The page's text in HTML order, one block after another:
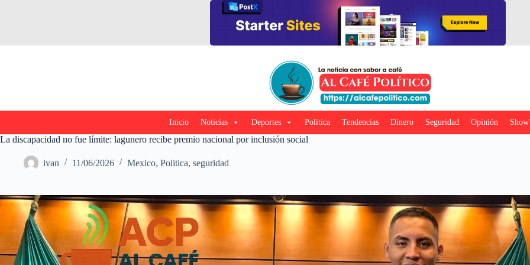
Inicio Noticias Deportes Politica Tendencias Dinero Seguridad Opinión
La discapacidad no fue límite: lagunero recibe premio nacional por inclusión social
ivan 11/06/2026 Mexico, Politica, seguridad